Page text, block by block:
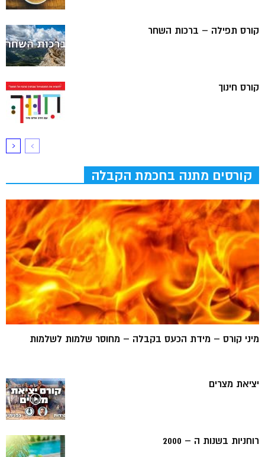
קורס תפילה – ברכות השחר
קורס חינוך
קורסים מתנה בחכמת הקבלה
מיני קורס – מידת הכעס בקבלה – מחוסר שלמות לשלמות
יציאת מצרים
רוחניות בשנות ה – 2000